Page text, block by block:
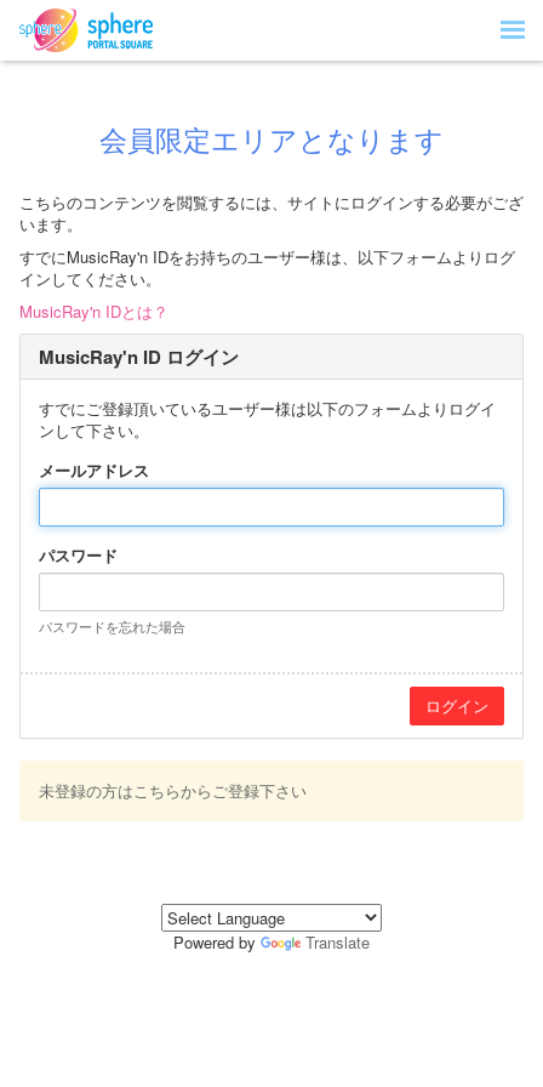
会員限定エリアとなります
こちらのコンテンツを閲覧するには、サイトにログインする必要がござ
います。
すでにMusicRay'n IDをお持ちのユーザー様は、以下フォームよりログ
インしてください。
MusicRay'n IDとは？
MusicRay'n ID ログイン
すでにご登録頂いているユーザー様は以下のフォームよりログイ
ンして下さい。
メールアドレス
パスワード
パスワードを忘れた場合
未登録の方はこちらからご登録下さい
Powered by Translate